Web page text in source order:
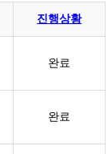
진행상황
완료
완료